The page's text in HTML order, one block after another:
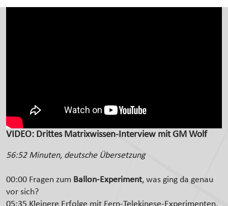
VIDEO: Drittes Matrixwissen-Interview mit GM Wolf
56:52 Minuten, deutsche Übersetzung
00:00 Fragen zum Ballon-Experiment, was ging da genau
vor sich?